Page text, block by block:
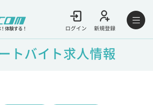
体験する！ ログイン 新規登録
トバイト求人情報